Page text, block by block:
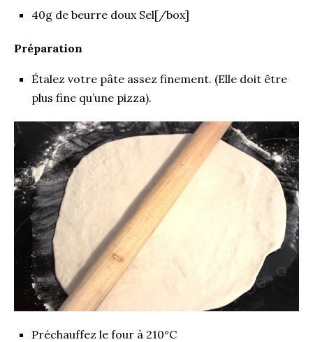
40g de beurre doux Sel[/box]
Préparation
Étalez votre pâte assez finement. (Elle doit être
plus fine qu’une pizza).
Préchauffez le four à 210°C